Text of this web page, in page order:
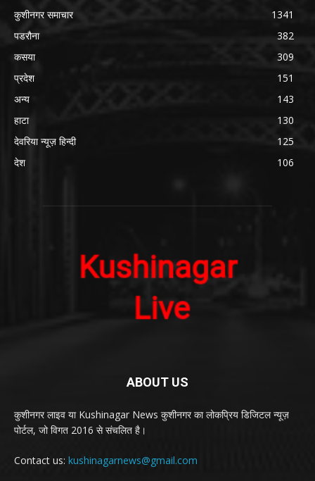
कुशीनगर समाचार
1341
पडरौना
382
कसया
309
प्रदेश
151
अन्य
143
हाटा
130
देवरिया न्यूज़ हिन्दी
125
देश
106
ABOUT US
कुशीनगर लाइव या Kushinagar News कुशीनगर का लोकप्रिय डिजिटल न्यूज़
पोर्टल, जो विगत 2016 से संचलित है।
Contact us: kushinagarnews@gmail.com